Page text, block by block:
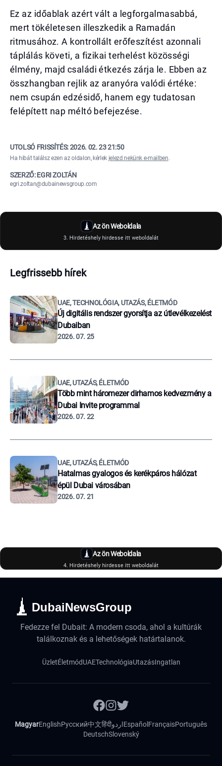
Ez az időablak azért vált a legforgalmasabbá,
mert tökéletesen illeszkedik a Ramadán
ritmusához. A kontrollált erőfeszítést azonnali
táplálás követi, a fizikai terhelést közösségi
élmény, majd családi étkezés zárja le. Ebben az
összhangban rejlik az aranyóra valódi értéke:
nem csupán edzésidő, hanem egy tudatosan
felépített nap méltó befejezése.
UTOLSÓ FRISSÍTÉS:2026. 02. 23 21:50
Ha hibát találsz ezen az oldalon, kérlek jelezd nekünk e-mailben.
SZERZŐ: EGRI ZOLTÁN
egri.zoltan@dubainewsgroup.com
Az ön Weboldala
3. Hirdetéshely hirdesse itt weboldalát
Legfrissebb hírek
UAE, TECHNOLÓGIA, UTAZÁS, ÉLETMÓD
Új digitális rendszer gyorsítja az útlevélkezelést
Dubaiban
2026. 07. 25
UAE, UTAZÁS, ÉLETMÓD
Több mint háromezer dirhamos kedvezmény a
Dubai Invite programmal
2026. 07. 22
UAE, UTAZÁS, ÉLETMÓD
Hatalmas gyalogos és kerékpáros hálózat
épül Dubai városában
2026. 07. 21
Az ön Weboldala
4. Hirdetéshely hirdesse itt weboldalát
DubaiNewsGroup
Fedezze fel Dubait: A modern csoda, ahol a kultúrák
találkoznak és a lehetőségek határtalanok.
ÜzletÉletmódUAETechnológiaUtazásIngatlan
MagyarEnglishРусский中文हिंदीاردوEspañol FrançaisPortuguês
DeutschSlovenský